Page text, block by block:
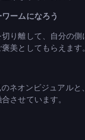
ームになろう
り離して、自分の
美としてもらえます。
ネオンビジュアルと
させています。